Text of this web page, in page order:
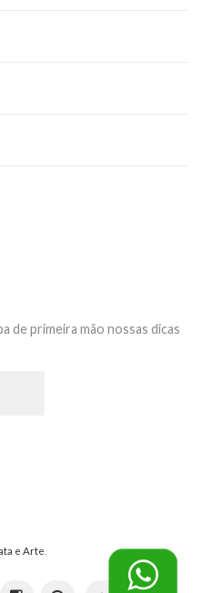
de primeira mão nossas dicas
e Arte